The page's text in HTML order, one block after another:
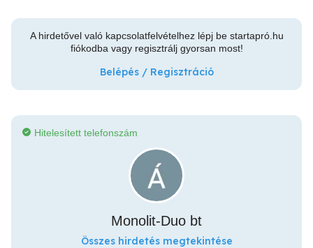
A hirdetővel való kapcsolatfelvételhez lépj be startapró.hu
fiókodba vagy regisztrálj gyorsan most!
Belépés / Regisztráció
Hitelesített telefonszám
Monolit-Duo bt
Összes hirdetés megtekintése